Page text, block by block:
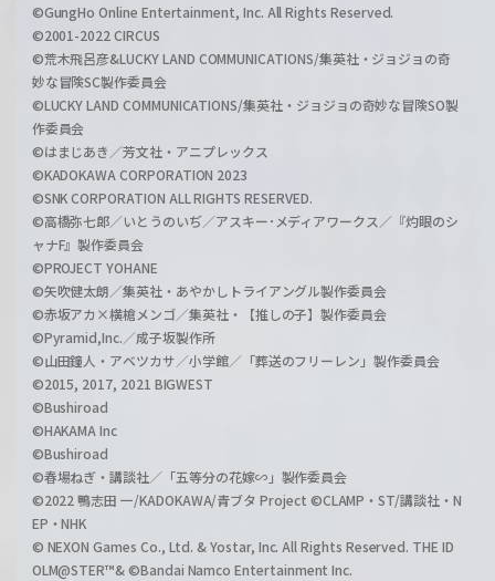
©GungHo Online Entertainment, Inc. All Rights Reserved.
©2001-2022 CIRCUS
©荒木飛呂彦&LUCKY LAND COMMUNICATIONS/集英社・ジョジョの奇
妙な冒険SC製作委員会
©LUCKY LAND COMMUNICATIONS/集英社・ジョジョの奇妙な冒険SO製
作委員会
©はまじあき／芳文社・アニプレックス
©KADOKAWA CORPORATION 2023
©SNK CORPORATION ALL RIGHTS RESERVED.
©高橋弥七郎／いとうのいぢ／アスキー･メディアワークス／『灼眼のシ
ャナF』製作委員会
©PROJECT YOHANE
©矢吹健太朗／集英社・あやかしトライアングル製作委員会
©赤坂アカ×横槍メンゴ／集英社・【推しの子】製作委員会
©Pyramid,Inc.／成子坂製作所
©山田鐘人・アベツカサ／小学館／「葬送のフリーレン」製作委員会
©2015, 2017, 2021 BIGWEST
©Bushiroad
©HAKAMA Inc
©Bushiroad
©春場ねぎ・講談社／「五等分の花嫁∽」製作委員会
©2022 鴨志田 一/KADOKAWA/青ブタ Project ©CLAMP・ST/講談社・N
EP・NHK
© NEXON Games Co., Ltd. & Yostar, Inc. All Rights Reserved. THE ID
OLM@STER™& ©Bandai Namco Entertainment Inc.